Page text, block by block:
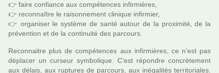
👉 faire confiance aux com­pé­ten­ces infir­miè­res,
👉 reconnaî­tre le rai­son­ne­ment cli­ni­que infir­mier,
👉 orga­ni­ser le sys­tème de santé autour de la proxi­mité, de la
pré­ven­tion et de la conti­nuité des par­cours.
Reconnaitre plus de com­pé­ten­ces aux infir­miè­res, ce n’est pas
dépla­cer un cur­seur sym­bo­li­que. C’est répon­dre concrè­te­ment
aux délais, aux rup­tu­res de par­cours, aux iné­ga­li­tés ter­ri­to­ria­les.